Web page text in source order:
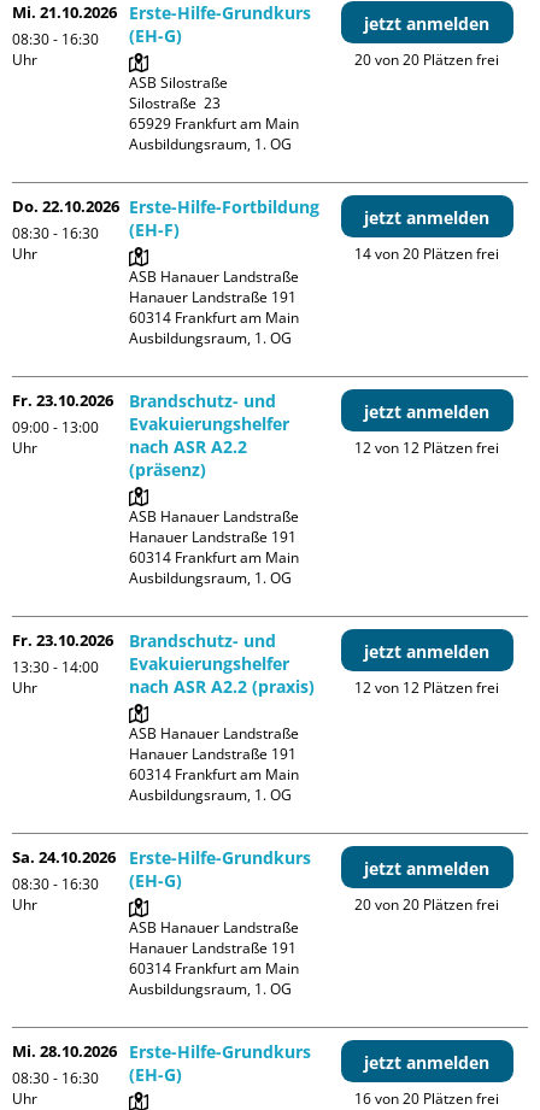
Mi. 21.10.2026
08:30 - 16:30
Uhr
Erste-Hilfe-Grundkurs
(EH-G)
ASB Silostraße
Silostraße  23
65929 Frankfurt am Main
Ausbildungsraum, 1. OG
jetzt anmelden
20 von 20 Plätzen frei
Do. 22.10.2026
08:30 - 16:30
Uhr
Erste-Hilfe-Fortbildung
(EH-F)
ASB Hanauer Landstraße
Hanauer Landstraße 191
60314 Frankfurt am Main
Ausbildungsraum, 1. OG
jetzt anmelden
14 von 20 Plätzen frei
Fr. 23.10.2026
09:00 - 13:00
Uhr
Brandschutz- und
Evakuierungshelfer
nach ASR A2.2
(präsenz)
ASB Hanauer Landstraße
Hanauer Landstraße 191
60314 Frankfurt am Main
Ausbildungsraum, 1. OG
jetzt anmelden
12 von 12 Plätzen frei
Fr. 23.10.2026
13:30 - 14:00
Uhr
Brandschutz- und
Evakuierungshelfer
nach ASR A2.2 (praxis)
ASB Hanauer Landstraße
Hanauer Landstraße 191
60314 Frankfurt am Main
Ausbildungsraum, 1. OG
jetzt anmelden
12 von 12 Plätzen frei
Sa. 24.10.2026
08:30 - 16:30
Uhr
Erste-Hilfe-Grundkurs
(EH-G)
ASB Hanauer Landstraße
Hanauer Landstraße 191
60314 Frankfurt am Main
Ausbildungsraum, 1. OG
jetzt anmelden
20 von 20 Plätzen frei
Mi. 28.10.2026
08:30 - 16:30
Uhr
Erste-Hilfe-Grundkurs
(EH-G)
jetzt anmelden
16 von 20 Plätzen frei